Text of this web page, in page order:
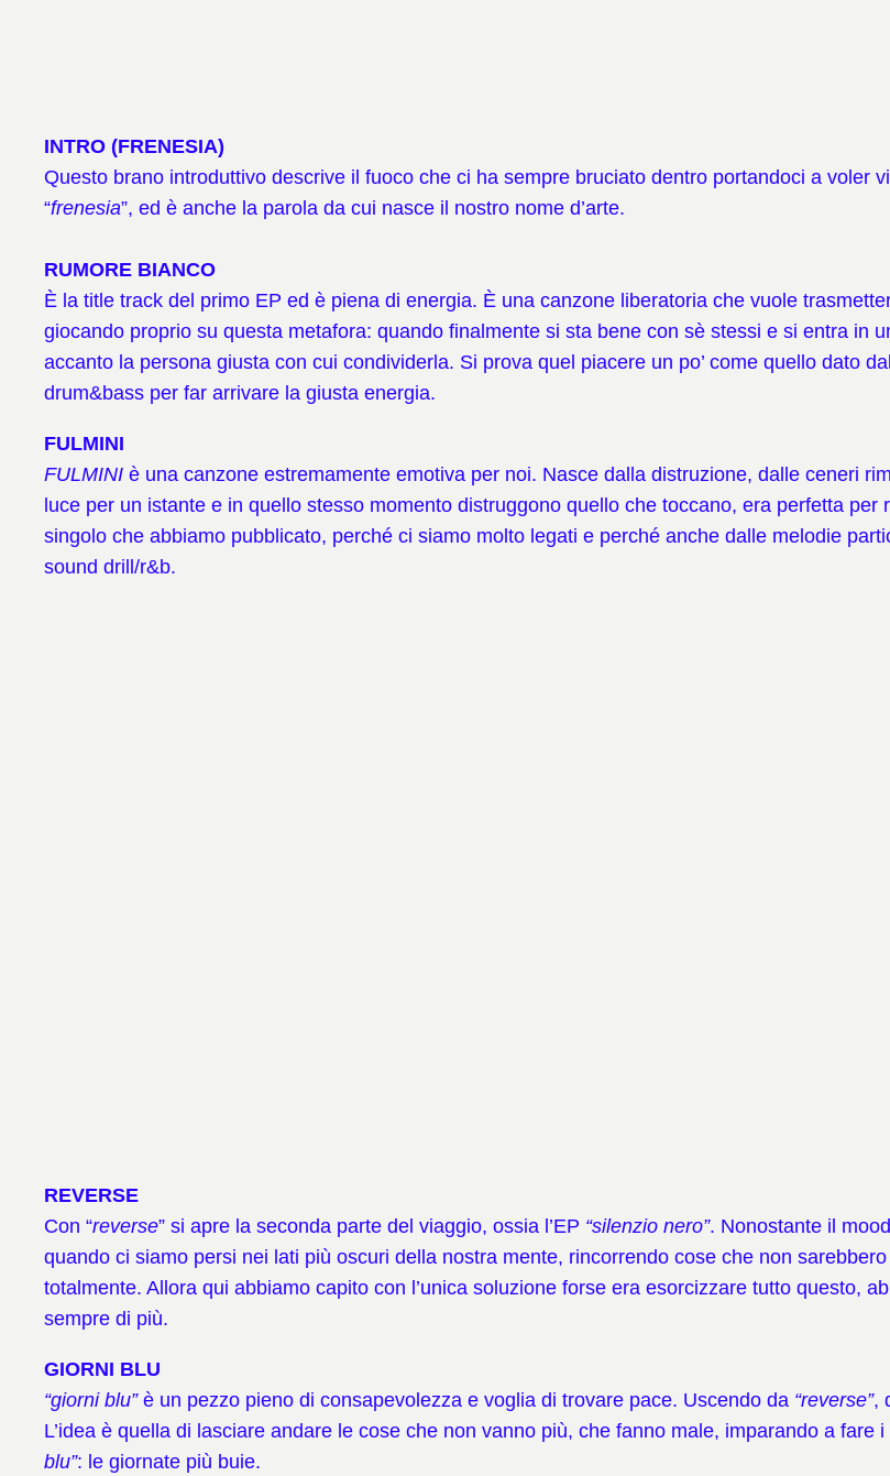
INTRO (FRENESIA)
Questo brano introduttivo descrive il fuoco che ci ha sempre bruciato dentro portandoci a voler
“frenesia”, ed è anche la parola da cui nasce il nostro nome d’arte.
RUMORE BIANCO
È la title track del primo EP ed è piena di energia. È una canzone liberatoria che vuole
giocando proprio su questa metafora: quando finalmente si sta bene con sè stessi e si entra in
accanto la persona giusta con cui condividerla. Si prova quel piacere un po’ come quello dato
drum&bass per far arrivare la giusta energia.
FULMINI
FULMINI è una canzone estremamente emotiva per noi. Nasce dalla distruzione, dalle ceneri
luce per un istante e in quello stesso momento distruggono quello che toccano, era perfetta
singolo che abbiamo pubblicato, perché ci siamo molto legati e perché anche dalle melodie
sound drill/r&b.
REVERSE
Con “reverse” si apre la seconda parte del viaggio, ossia l’EP “silenzio nero”. Nonostante il
quando ci siamo persi nei lati più oscuri della nostra mente, rincorrendo cose che non
totalmente. Allora qui abbiamo capito con l’unica soluzione forse era esorcizzare tutto questo,
sempre di più.
GIORNI BLU
“giorni blu”è un pezzo pieno di consapevolezza e voglia di trovare pace. Uscendo da “reverse”,
L’idea è quella di lasciare andare le cose che non vanno più, che fanno male, imparando a
blu”: le giornate più buie.